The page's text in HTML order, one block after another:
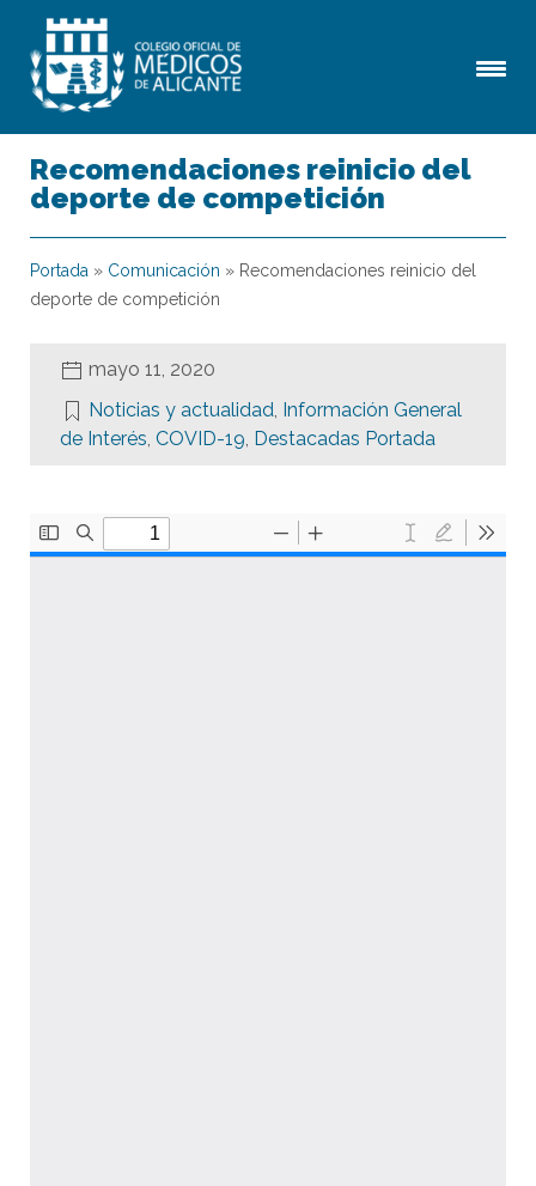
Recomendaciones reinicio del
deporte de competición
Portada » Comunicación » Recomendaciones reinicio del
deporte de competición
mayo 11, 2020
Noticias y actualidad, Información General
de Interés, COVID-19, Destacadas Portada